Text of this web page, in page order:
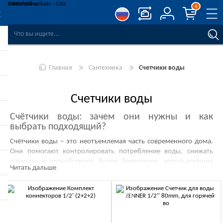
0
Главная Сантехника Счетчики воды
Счетчики воды
Счётчики воды: зачем они нужны и как
выбрать подходящий?
Счётчики воды – это неотъемлемая часть современного дома.
Они помогают контролировать потребление воды, снижать
расходы и способствуют более бережному использованию
ресурсов. Но как выбрать подходящий счётчик и как следить за
его точностью?
Зачем нужен счётчик воды?
Читать дальше
-10%